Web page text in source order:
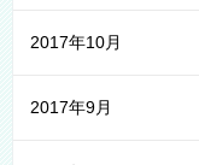
2017年10月
2017年9月